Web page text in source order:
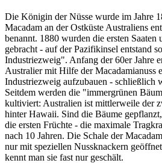
Die Königin der Nüsse wurde im Jahre
Macadam an der Ostküste Australiens
benannt. 1880 wurden die ersten Saaten
gebracht - auf der Pazifikinsel entstand
Industriezweig". Anfang der 60er Jahre
Australier mit Hilfe der Macadamianuss
Industriezweig aufzubauen - schließlich
Seitdem werden die "immergrünen
kultiviert: Australien ist mittlerweile der
hinter Hawaii. Sind die Bäume
die ersten Früchte - die maximale
nach 10 Jahren. Die Schale der
nur mit speziellen Nussknackern
kennt man sie fast nur geschält.